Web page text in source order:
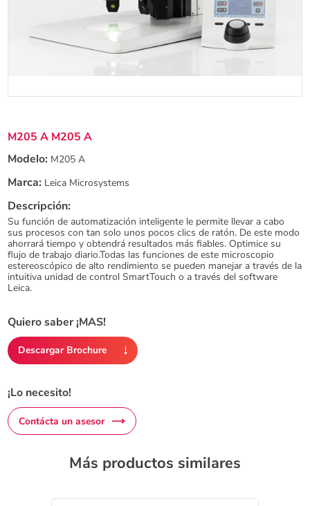
M205 A M205 A
Modelo: M205 A
Marca: Leica Microsystems
Descripción:
Su función de automatización inteligente le permite llevar a cabo
sus procesos con tan solo unos pocos clics de ratón. De este modo
ahorrará tiempo y obtendrá resultados más fiables. Optimice su
flujo de trabajo diario.Todas las funciones de este microscopio
estereoscópico de alto rendimiento se pueden manejar a través de la
intuitiva unidad de control SmartTouch o a través del software
Leica.
Quiero saber ¡MAS!
Descargar Brochure
¡Lo necesito!
Contácta un asesor
Más productos similares